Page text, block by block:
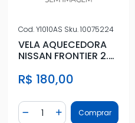
Cod.Y1010AS Sku.10075224
VELA AQUECEDORA
NISSAN FRONTIER 2.3
R$ 180,00
Diminuir Quantidade
Quantidade
Adicionar Quantidade
Comprar